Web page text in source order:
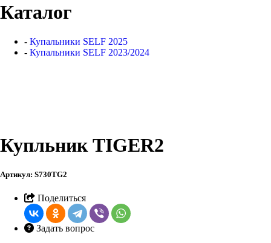
Каталог
- Купальники SELF 2025
- Купальники SELF 2023/2024
Купльник TIGER2
Артикул: S730TG2
Поделиться
Задать вопрос